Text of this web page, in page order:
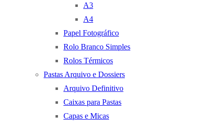
A3
A4
Papel Fotográfico
Rolo Branco Simples
Rolos Térmicos
Pastas Arquivo e Dossiers
Arquivo Definitivo
Caixas para Pastas
Capas e Micas